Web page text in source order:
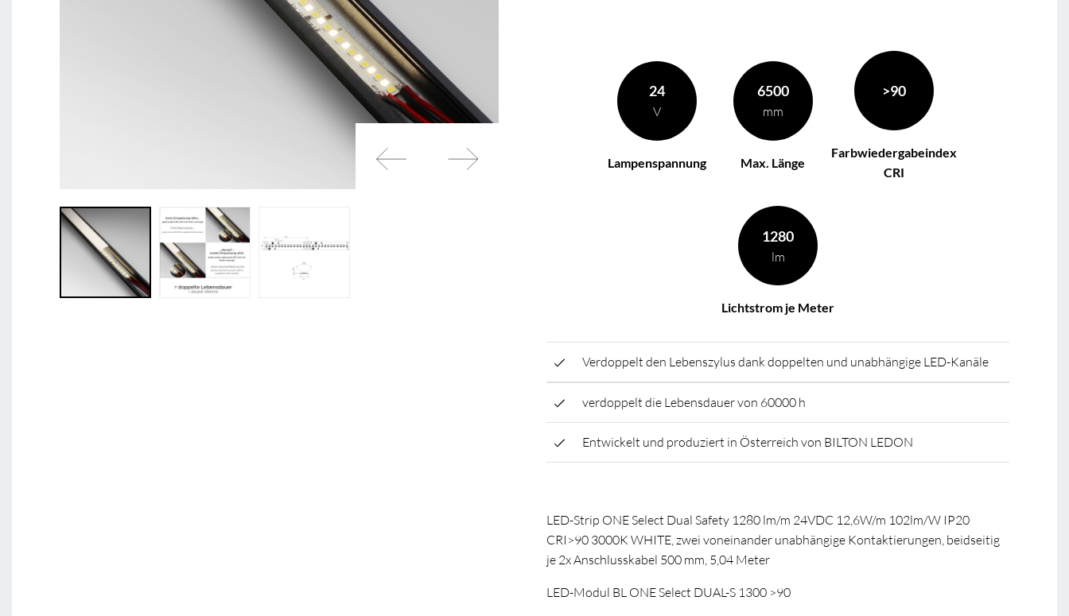
24
V
Lampenspannung
6500
mm
Max. Länge
>90
Farbwiedergabeindex
CRI
1280
lm
Lichtstrom je Meter
Verdoppelt den Lebenszylus dank doppelten und unabhängige LED-Kanäle
verdoppelt die Lebensdauer von 60000 h
Entwickelt und produziert in Österreich von BILTON LEDON
LED-Strip ONE Select Dual Safety 1280 lm/m 24VDC 12,6W/m 102lm/W IP20
CRI>90 3000K WHITE, zwei voneinander unabhängige Kontaktierungen, beidseitig
je 2x Anschlusskabel 500 mm, 5,04 Meter
LED-Modul BL ONE Select DUAL-S 1300 >90